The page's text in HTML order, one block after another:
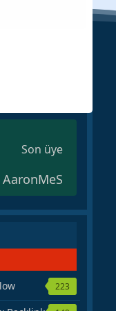
Son üye
AaronMeS
223